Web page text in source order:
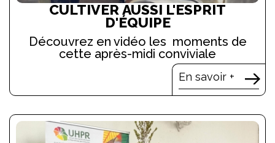
CULTIVER AUSSI L'ESPRIT
D'ÉQUIPE
Découvrez en vidéo les moments de
cette après-midi conviviale
En savoir +